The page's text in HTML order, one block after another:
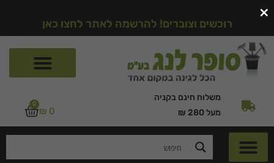
רוכשים וצוברים! להרשמה לאתר לחצו כאן
משלוח חינם בקניה
מעל 280 ₪
₪ 0
0
×